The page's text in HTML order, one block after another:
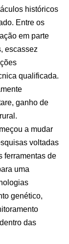
históricos
Entre os
em parte
escassez
qualificada.
ganho de
a mudar
voltadas
ferramentas de
uma
genético,
das